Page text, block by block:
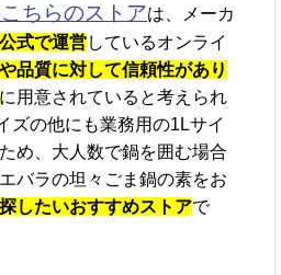
ちらのストアは、メーカ
式で運営しているオンライ
品質に対して信頼性があり
に用意されていると考えられ
ズの他にも業務用の1Lサイ
め、大人数で鍋を囲む場合
バラの坦々ごま鍋の素をお
したいおすすめストアで